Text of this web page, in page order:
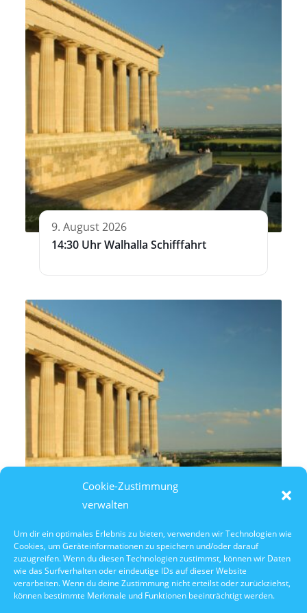
Cookie-Zustimmung
verwalten
Um dir ein optimales Erlebnis zu bieten, verwenden wir Technologien wie
Cookies, um Geräteinformationen zu speichern und/oder darauf
zuzugreifen. Wenn du diesen Technologien zustimmst, können wir Daten
wie das Surfverhalten oder eindeutige IDs auf dieser Website
verarbeiten. Wenn du deine Zustimmung nicht erteilst oder zurückziehst,
können bestimmte Merkmale und Funktionen beeinträchtigt werden.
9. August 2026
14:30 Uhr Walhalla Schifffahrt
10. Oktober 2026
10:30 Uhr Walhalla Schifffahrt